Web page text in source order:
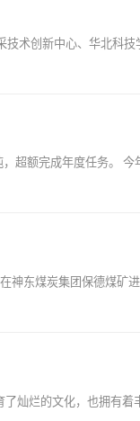
术创新中心、华北科技
超额完成年度任务。 今
神东煤炭集团保德煤矿
灿烂的文化，也拥有着